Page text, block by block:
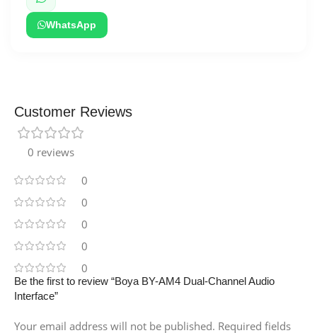
WhatsApp
Customer Reviews
0 reviews
0
0
0
0
0
Be the first to review “Boya BY-AM4 Dual-Channel Audio
Interface”
Your email address will not be published. Required fields